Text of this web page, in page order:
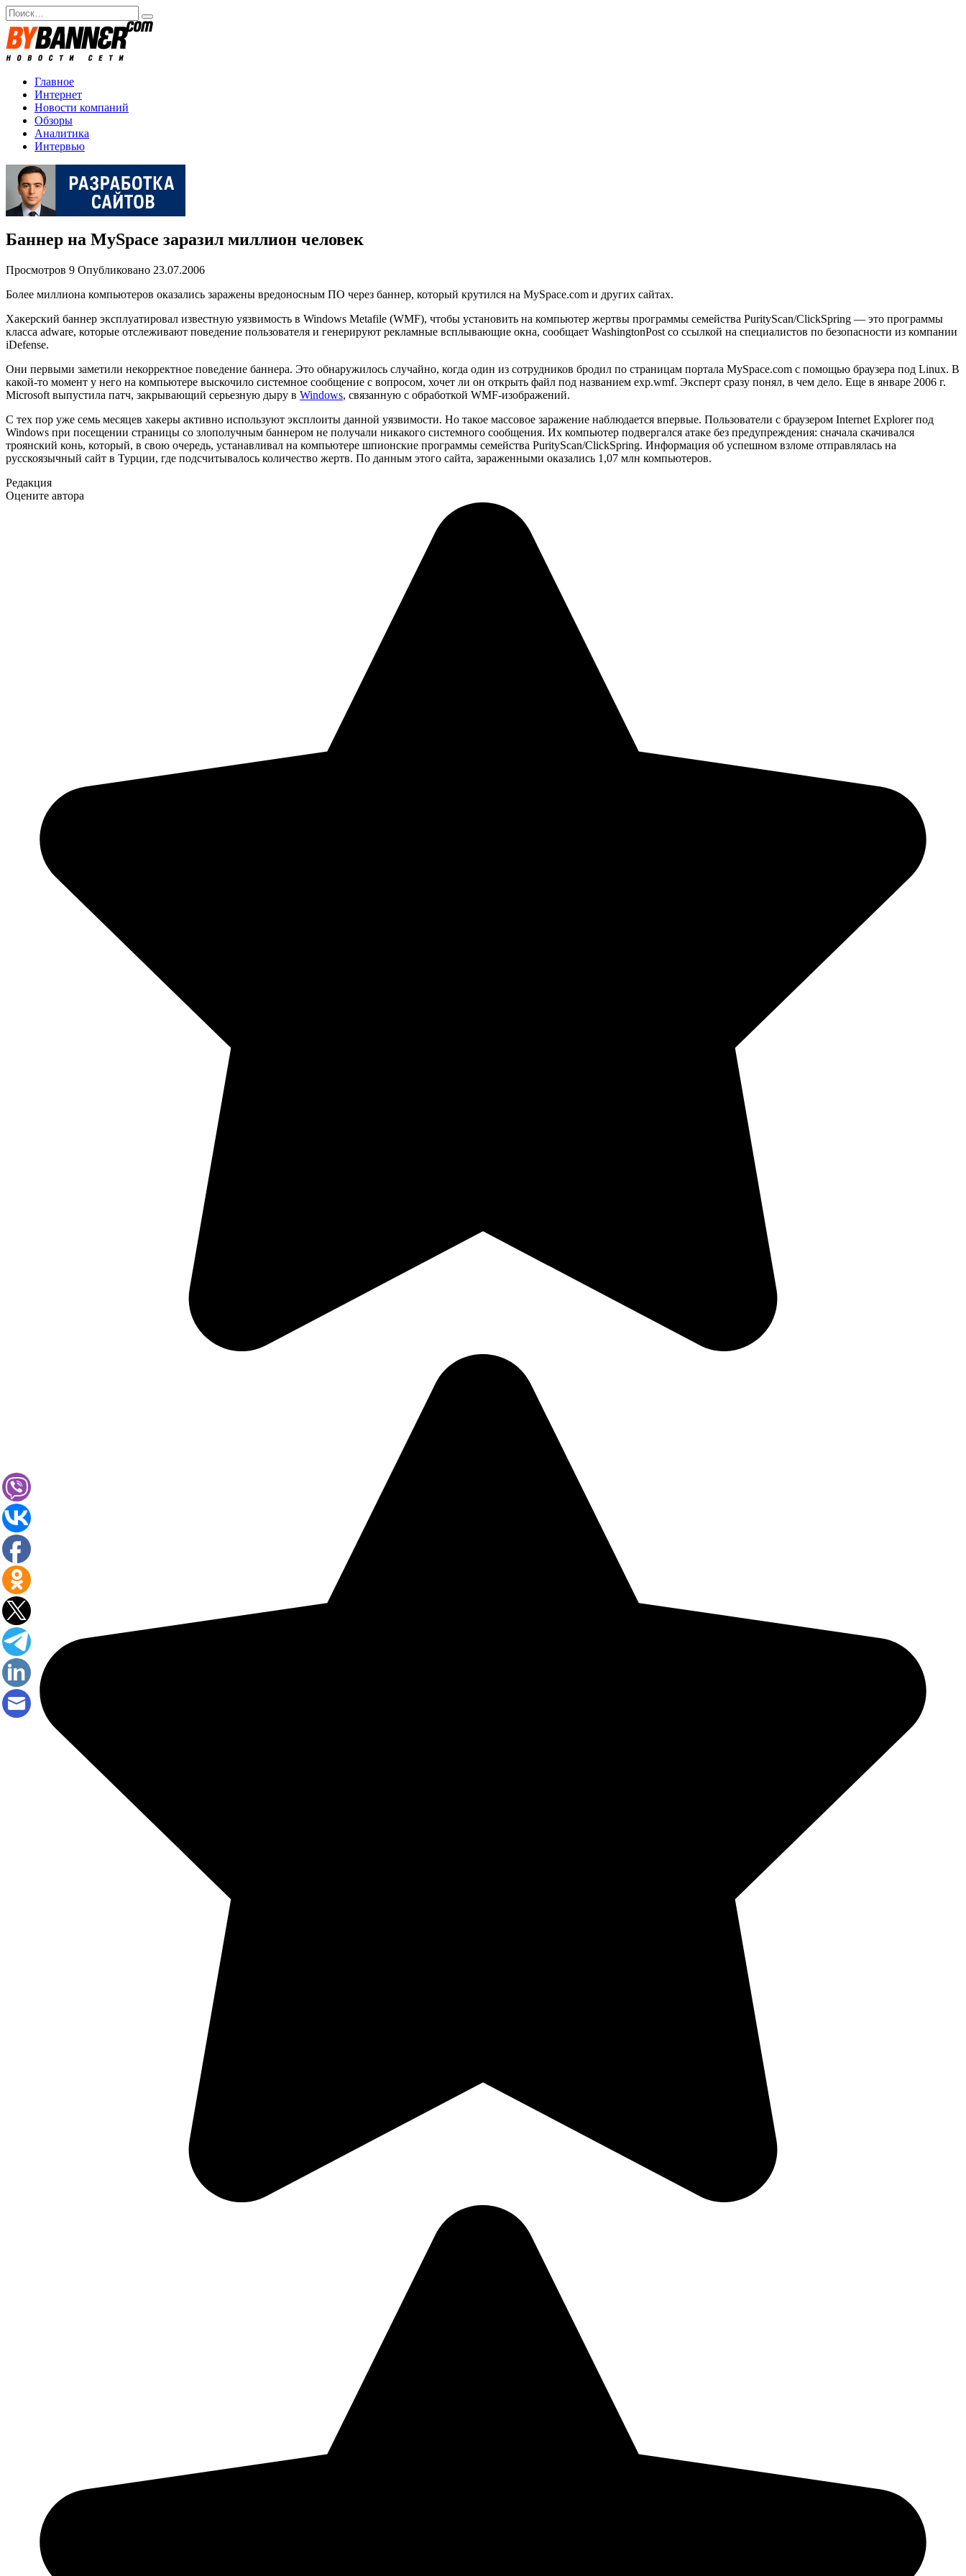
Перейти
к
содержанию
Search
for:
Главное
Интернет
Новости компаний
Обзоры
Аналитика
Интервью
Баннер на MySpace заразил миллион человек
Просмотров 9 Опубликовано 23.07.2006
Более миллиона компьютеров оказались заражены вредоносным ПО через баннер, который крутился на MySpace.com и других сайтах.
Хакерский баннер эксплуатировал известную уязвимость в Windows Metafile (WMF), чтобы установить на компьютер жертвы программы семейства PurityScan/ClickSpring — это программы
класса adware, которые отслеживают поведение пользователя и генерируют рекламные всплывающие окна, сообщает WashingtonPost со ссылкой на специалистов по безопасности из компании
iDefense.
Они первыми заметили некорректное поведение баннера. Это обнаружилось случайно, когда один из сотрудников бродил по страницам портала MySpace.com с помощью браузера под Linux. В
какой-то момент у него на компьютере выскочило системное сообщение с вопросом, хочет ли он открыть файл под названием exp.wmf. Эксперт сразу понял, в чем дело. Еще в январе 2006 г.
Microsoft выпустила патч, закрывающий серьезную дыру в Windows, связанную с обработкой WMF-изображений.
С тех пор уже семь месяцев хакеры активно используют эксплоиты данной уязвимости. Но такое массовое заражение наблюдается впервые. Пользователи с браузером Internet Explorer под
Windows при посещении страницы со злополучным баннером не получали никакого системного сообщения. Их компьютер подвергался атаке без предупреждения: сначала скачивался
троянский конь, который, в свою очередь, устанавливал на компьютере шпионские программы семейства PurityScan/ClickSpring. Информация об успешном взломе отправлялась на
русскоязычный сайт в Турции, где подсчитывалось количество жертв. По данным этого сайта, зараженными оказались 1,07 млн компьютеров.
Редакция
Оцените автора